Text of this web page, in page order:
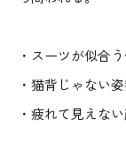
・スーツが似合
・猫背じゃない
・疲れて見えな